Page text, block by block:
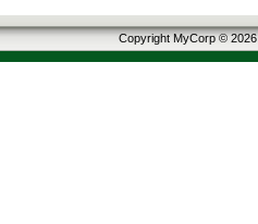
Copyright MyCorp © 2026